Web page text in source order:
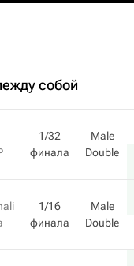
собой
1/32
финала
Male
Double
1/16
финала
Male
Double